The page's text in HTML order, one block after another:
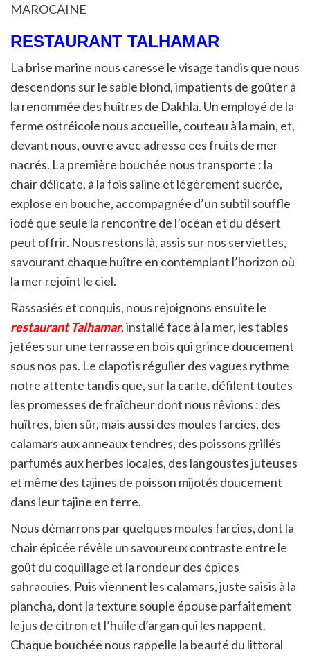
MAROCAINE
RESTAURANT TALHAMAR
La brise marine nous caresse le visage tandis que nous
descendons sur le sable blond, impatients de goûter à
la renommée des huîtres de Dakhla. Un employé de la
ferme ostréicole nous accueille, couteau à la main, et,
devant nous, ouvre avec adresse ces fruits de mer
nacrés. La première bouchée nous transporte : la
chair délicate, à la fois saline et légèrement sucrée,
explose en bouche, accompagnée d’un subtil souffle
iodé que seule la rencontre de l’océan et du désert
peut offrir. Nous restons là, assis sur nos serviettes,
savourant chaque huître en contemplant l’horizon où
la mer rejoint le ciel.
Rassasiés et conquis, nous rejoignons ensuite le
restaurant Talhamar,installé face à la mer, les tables
jetées sur une terrasse en bois qui grince doucement
sous nos pas. Le clapotis régulier des vagues rythme
notre attente tandis que, sur la carte, défilent toutes
les promesses de fraîcheur dont nous rêvions : des
huîtres, bien sûr, mais aussi des moules farcies, des
calamars aux anneaux tendres, des poissons grillés
parfumés aux herbes locales, des langoustes juteuses
et même des tajines de poisson mijotés doucement
dans leur tajine en terre.
Nous démarrons par quelques moules farcies, dont la
chair épicée révèle un savoureux contraste entre le
goût du coquillage et la rondeur des épices
sahraouies. Puis viennent les calamars, juste saisis à la
plancha, dont la texture souple épouse parfaitement
le jus de citron et l’huile d’argan qui les nappent.
Chaque bouchée nous rappelle la beauté du littoral